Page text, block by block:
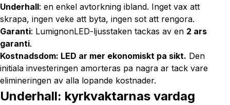
Underhall: en enkel avtorkning ibland. Inget vax att
skrapa, ingen veke att byta, ingen sot att rengora.
Garanti: LumignonLED-ljusstaken tackas av en 2 ars
garanti.
Kostnadsdom: LED ar mer ekonomiskt pa sikt. Den
initiala investeringen amorteras pa nagra ar tack vare
elimineringen av alla lopande kostnader.
Underhall: kyrkvaktarnas vardag